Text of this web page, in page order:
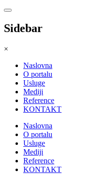
Sidebar
×
Naslovna
O portalu
Usluge
Mediji
Reference
KONTAKT
Naslovna
O portalu
Usluge
Mediji
Reference
KONTAKT